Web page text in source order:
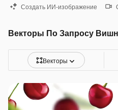
Создать ИИ-изображение
Векторы По Запросу
Векторы